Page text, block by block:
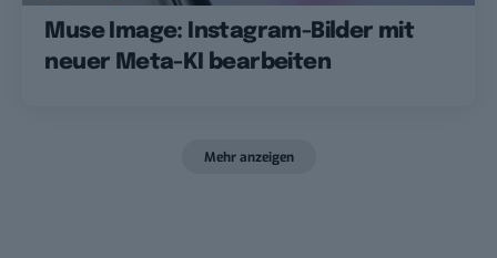
Muse Image: Instagram-Bilder mit
neuer Meta-KI bearbeiten
Mehr anzeigen